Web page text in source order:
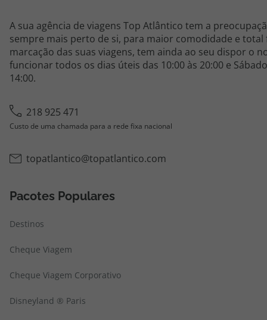
A sua agência de viagens Top Atlântico tem a
sempre mais perto de si, para maior comodidade e total
marcação das suas viagens, tem ainda ao seu dispor o
funcionar todos os dias úteis das 10:00 às 20:00 e
14:00.
218 925 471
Custo de uma chamada para a rede fixa nacional
topatlantico@topatlantico.com
Pacotes Populares
Destinos
Cheque Viagem
Cheque Viagem Corporativo
Disneyland ® Paris